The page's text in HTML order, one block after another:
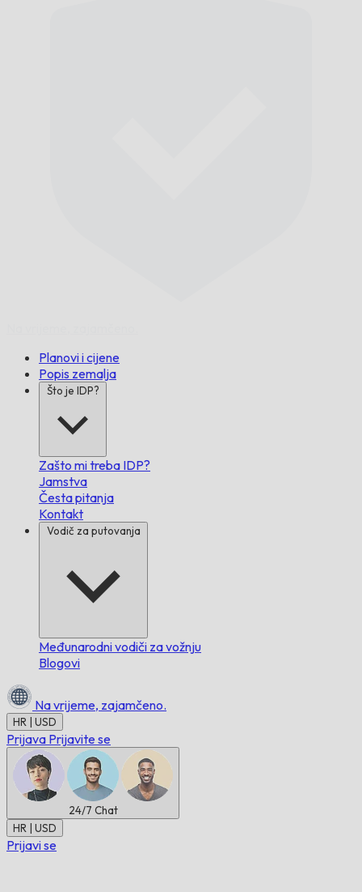
Planovi i cijene
Popis zemalja
Što je IDP?
Zašto mi treba IDP?
Jamstva
Česta pitanja
Kontakt
Vodič za putovanja
Međunarodni vodiči za vožnju
Blogovi
Na vrijeme, zajamčeno.
HR | USD
Prijava Prijavite se
24/7 Chat
HR | USD
Prijavi se